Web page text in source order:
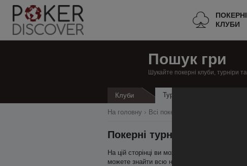
ПОКЕРНІ
КЛУБИ
Пошук гри
Шукайте покерні клуби, турніри
Клуби Турніри
На головну Всі покерні клуби
Покерні турніри в місті
На цій сторінці ви можете знайти всі
можете знайти всю необхідну інформацію